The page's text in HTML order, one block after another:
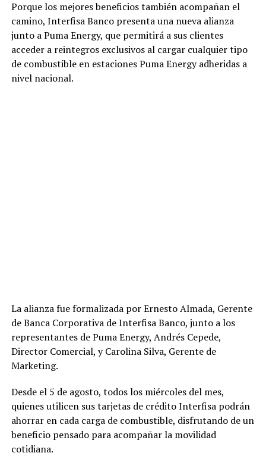
Porque los mejores beneficios también acompañan el
camino, Interfisa Banco presenta una nueva alianza
junto a Puma Energy, que permitirá a sus clientes
acceder a reintegros exclusivos al cargar cualquier tipo
de combustible en estaciones Puma Energy adheridas a
nivel nacional.
La alianza fue formalizada por Ernesto Almada, Gerente
de Banca Corporativa de Interfisa Banco, junto a los
representantes de Puma Energy, Andrés Cepede,
Director Comercial, y Carolina Silva, Gerente de
Marketing.
Desde el 5 de agosto, todos los miércoles del mes,
quienes utilicen sus tarjetas de crédito Interfisa podrán
ahorrar en cada carga de combustible, disfrutando de un
beneficio pensado para acompañar la movilidad
cotidiana.